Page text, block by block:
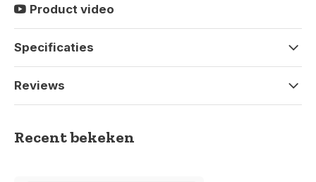
Product video
Specificaties
Reviews
Recent bekeken